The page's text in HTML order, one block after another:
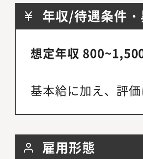
年収/待遇条件
想定年収
基本給に加え、評
雇用形態